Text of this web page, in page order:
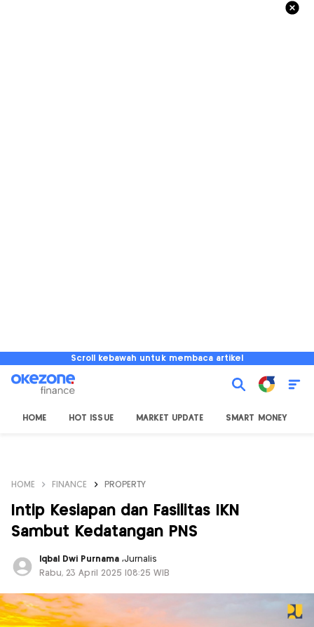
Scroll kebawah untuk membaca artikel
HOME HOT ISSUE MARKET UPDATE SMART MONEY
HOME FINANCE PROPERTY
Intip Kesiapan dan Fasilitas IKN
Sambut Kedatangan PNS
Iqbal Dwi Purnama ,Jurnalis
Rabu, 23 April 2025 |08:25 WIB